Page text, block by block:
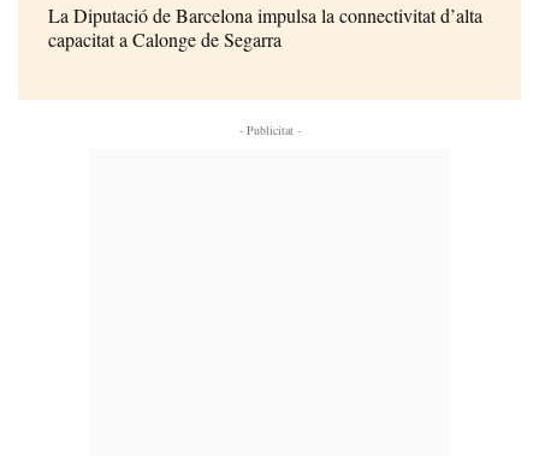
La Diputació de Barcelona impulsa la connectivitat d’alta
capacitat a Calonge de Segarra
- Publicitat -